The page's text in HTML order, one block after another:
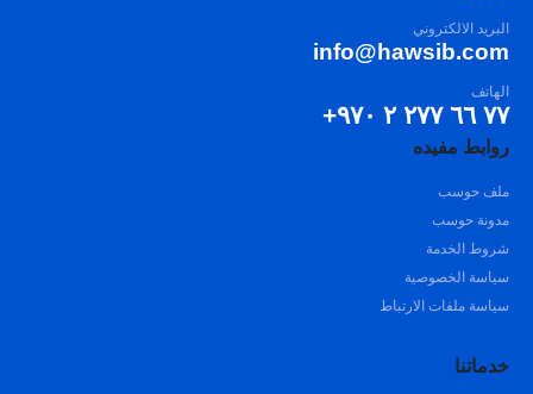
البريد الالكتروني
info@hawsib.com
الهاتف
٧٧ ٦٦ ٢٧٧ ٢ ٩٧٠+
روابط مفيده
ملف حوسب
مدونة حوسب
شروط الخدمة
سياسة الخصوصية
سياسة ملفات الارتباط
خدماتنا